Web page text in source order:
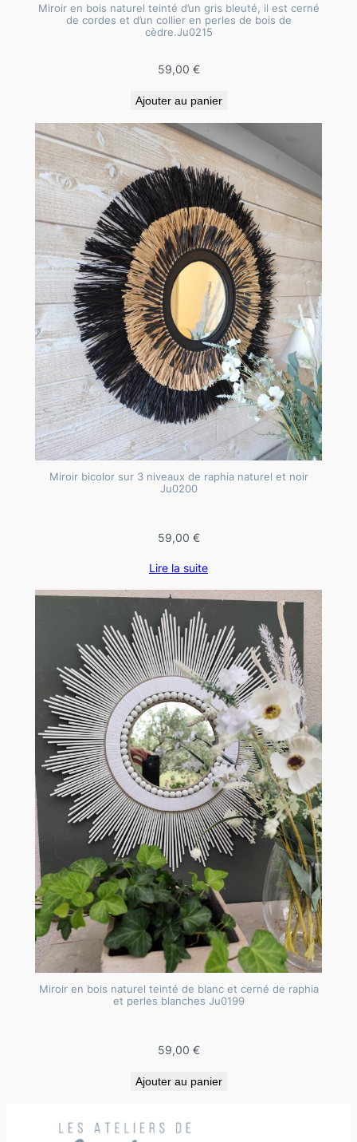
Miroir en bois naturel teinté d’un gris bleuté, il est cerné
de cordes et d’un collier en perles de bois de
cèdre.Ju0215
59,00 €
Ajouter au panier
Miroir bicolor sur 3 niveaux de raphia naturel et noir
Ju0200
59,00 €
Lire la suite
Miroir en bois naturel teinté de blanc et cerné de raphia
et perles blanches Ju0199
59,00 €
Ajouter au panier